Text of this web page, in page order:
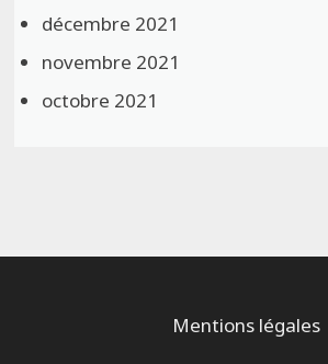
décembre 2021
novembre 2021
octobre 2021
Mentions légales